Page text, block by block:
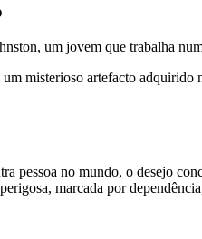
, um jovem que trabalha
um misterioso artefacto
pessoa no mundo, o desejo
marcada por